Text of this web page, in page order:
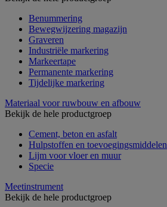
Benummering
Bewegwijzering magazijn
Graveren
Industriële markering
Markeertape
Permanente markering
Tijdelijke markering
Materiaal voor ruwbouw en afbouw
Bekijk de hele productgroep
Cement, beton en asfalt
Hulpstoffen en toevoegingsmiddelen
Lijm voor vloer en muur
Specie
Meetinstrument
Bekijk de hele productgroep